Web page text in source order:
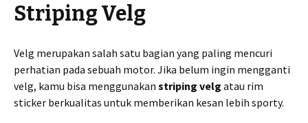
Striping Velg
Velg merupakan salah satu bagian yang paling mencuri
perhatian pada sebuah motor. Jika belum ingin mengganti
velg, kamu bisa menggunakan striping velg atau rim
sticker berkualitas untuk memberikan kesan lebih sporty.